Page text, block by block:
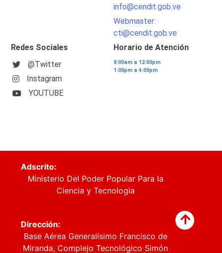
info@cendit.gob.ve
Webmaster:
cti@cendit.gob.ve
Redes Sociales
@Twitter
Instagram
YOUTUBE
Horario de Atención
8:00am a 12:00pm
1:00pm a 4:00pm
Adscrito:
Ministerio Del Poder Popular Para la
Ciencia y Tecnologia
Dirección:
Base Aérea Generalísimo Francisco de
Miranda, Complejo Tecnológico Simón